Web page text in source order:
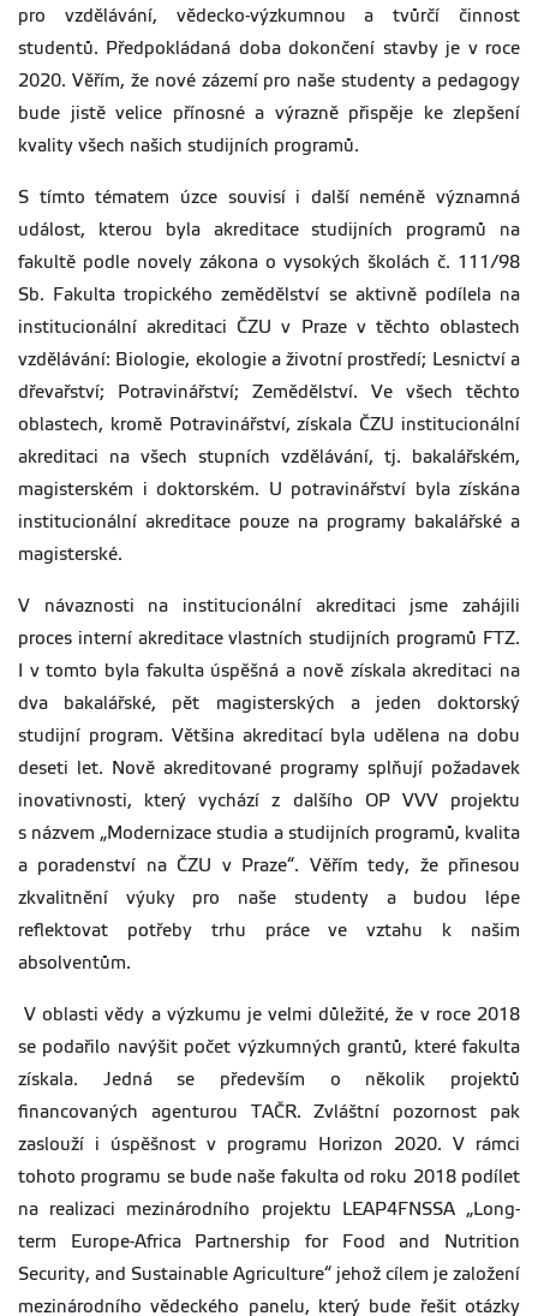
pro vzdělávání, vědecko-výzkumnou a tvůrčí činnost
studentů. Předpokládaná doba dokončení stavby je v roce
2020. Věřím, že nové zázemí pro naše studenty a pedagogy
bude jistě velice přínosné a výrazně přispěje ke zlepšení
kvality všech našich studijních programů.
S tímto tématem úzce souvisí i další neméně významná
událost, kterou byla akreditace studijních programů na
fakultě podle novely zákona o vysokých školách č. 111/98
Sb. Fakulta tropického zemědělství se aktivně podílela na
institucionální akreditaci ČZU v Praze v těchto oblastech
vzdělávání: Biologie, ekologie a životní prostředí; Lesnictví a
dřevařství; Potravinářství; Zemědělství. Ve všech těchto
oblastech, kromě Potravinářství, získala ČZU institucionální
akreditaci na všech stupních vzdělávání, tj. bakalářském,
magisterském i doktorském. U potravinářství byla získána
institucionální akreditace pouze na programy bakalářské a
magisterské.
V návaznosti na institucionální akreditaci jsme zahájili
proces interní akreditace vlastních studijních programů FTZ.
I v tomto byla fakulta úspěšná a nově získala akreditaci na
dva bakalářské, pět magisterských a jeden doktorský
studijní program. Většina akreditací byla udělena na dobu
deseti let. Nově akreditované programy splňují požadavek
inovativnosti, který vychází z dalšího OP VVV projektu
s názvem „Modernizace studia a studijních programů, kvalita
a poradenství na ČZU v Praze“. Věřím tedy, že přinesou
zkvalitnění výuky pro naše studenty a budou lépe
reflektovat potřeby trhu práce ve vztahu k našim
absolventům.
V oblasti vědy a výzkumu je velmi důležité, že v roce 2018
se podařilo navýšit počet výzkumných grantů, které fakulta
získala. Jedná se především o několik projektů
financovaných agenturou TAČR. Zvláštní pozornost pak
zaslouží i úspěšnost v programu Horizon 2020. V rámci
tohoto programu se bude naše fakulta od roku 2018 podílet
na realizaci mezinárodního projektu LEAP4FNSSA „Long-
term Europe-Africa Partnership for Food and Nutrition
Security, and Sustainable Agriculture“ jehož cílem je založení
mezinárodního vědeckého panelu, který bude řešit otázky